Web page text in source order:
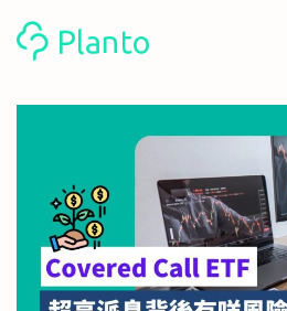
計劃買樓
計劃買樓第一步
全功能記賬
管理及分析所有戶口
管理MPF戶口
一次過管理所有強積金戶口
工具
私人貸款
年利率/APR/年息比較
投資戶口 (美股)
關於我們